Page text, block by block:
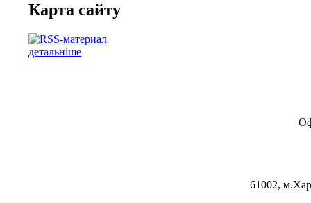
Карта сайту
детальніше
61002,